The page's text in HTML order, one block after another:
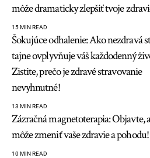
môže dramaticky zlepšiť tvoje
15 MIN READ
Šokujúce odhalenie: Ako nezdravá
tajne ovplyvňuje váš každodenný
Zistite, prečo je zdravé stravovanie
nevyhnutné!
13 MIN READ
Zázračná magnetoterapia: Objavte,
môže zmeniť vaše zdravie a pohodu!
10 MIN READ